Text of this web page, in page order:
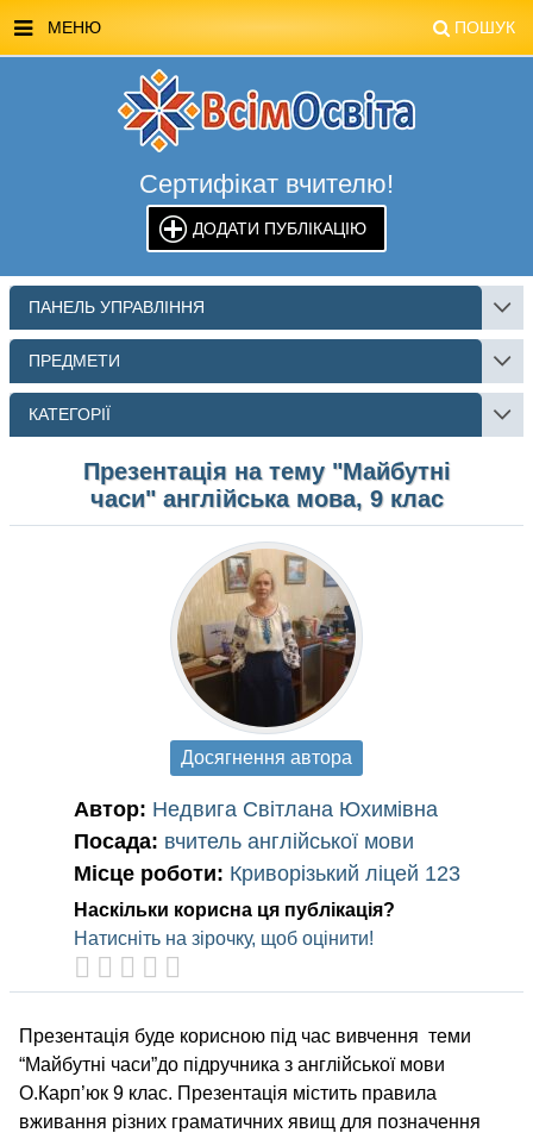
МЕНЮ ПОШУК
МАГАЗИН ВСІМОСВІТА
СТЕНДИ ВСІМОСВІТА
РЕКЛАМА НА САЙТІ
КОНТАКТИ
ПОШУК
Сертифікат вчителю!
ДОДАТИ ПУБЛІКАЦІЮ
ПАНЕЛЬ УПРАВЛІННЯ
ПРЕДМЕТИ
КАТЕГОРІЇ
Презентація на тему "Майбутні
часи" англійська мова, 9 клас
Автор: Недвига Світлана Юхимівна
Посада: вчитель англійської мови
Місце роботи: Криворізький ліцей 123
Наскільки корисна ця публікація?
Натисніть на зірочку, щоб оцінити!
Досягнення автора
Презентація буде корисною під час вивчення теми
“Майбутні часи”до підручника з англійської мови
О.Карп’юк 9 клас. Презентація містить правила
вживання різних граматичних явищ для позначення